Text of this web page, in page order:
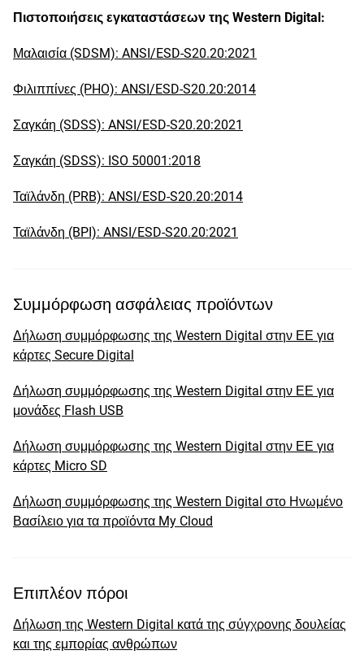
Πιστοποιήσεις εγκαταστάσεων της Western Digital:
Μαλαισία (SDSM): ANSI/ESD-S20.20:2021
Φιλιππίνες (PHO): ANSI/ESD-S20.20:2014
Σαγκάη (SDSS): ANSI/ESD-S20.20:2021
Σαγκάη (SDSS): ISO 50001:2018
Ταϊλάνδη (PRB): ANSI/ESD-S20.20:2014
Ταϊλάνδη (BPI): ANSI/ESD-S20.20:2021
Συμμόρφωση ασφάλειας προϊόντων
Δήλωση συμμόρφωσης της Western Digital στην ΕΕ για
κάρτες Secure Digital
Δήλωση συμμόρφωσης της Western Digital στην ΕΕ για
μονάδες Flash USB
Δήλωση συμμόρφωσης της Western Digital στην ΕΕ για
κάρτες Micro SD
Δήλωση συμμόρφωσης της Western Digital στο Ηνωμένο
Βασίλειο για τα προϊόντα My Cloud
Επιπλέον πόροι
Δήλωση της Western Digital κατά της σύγχρονης δουλείας
και της εμπορίας ανθρώπων